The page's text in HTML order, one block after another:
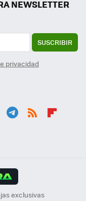
NEWSLETTER
SUSCRIBIR
privacidad
exclusivas